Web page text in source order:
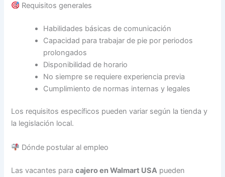
Requisitos generales
Habilidades básicas de comunicación
Capacidad para trabajar de pie por periodos
prolongados
Disponibilidad de horario
No siempre se requiere experiencia previa
Cumplimiento de normas internas y legales
Los requisitos específicos pueden variar según la tienda y
la legislación local.
Dónde postular al empleo
Las vacantes paracajero en Walmart USA pueden